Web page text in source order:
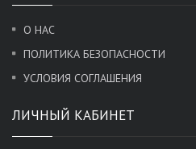
О НАС
ПОЛИТИКА БЕЗОПАСНОСТИ
УСЛОВИЯ СОГЛАШЕНИЯ
ЛИЧНЫЙ КАБИНЕТ